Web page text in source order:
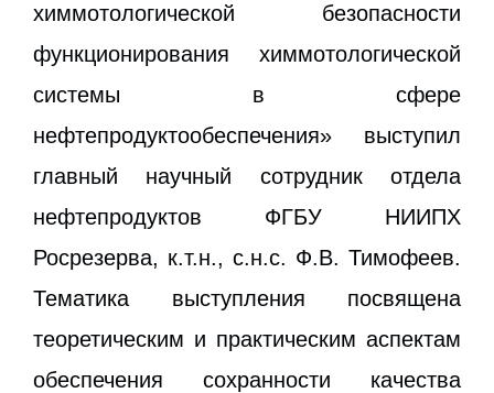
химмотологической безопасности
функционирования химмотологической
системы в сфере
нефтепродуктообеспечения» выступил
главный научный сотрудник отдела
нефтепродуктов ФГБУ НИИПХ
Росрезерва, к.т.н., с.н.с. Ф.В. Тимофеев.
Тематика выступления посвящена
теоретическим и практическим аспектам
обеспечения сохранности качества